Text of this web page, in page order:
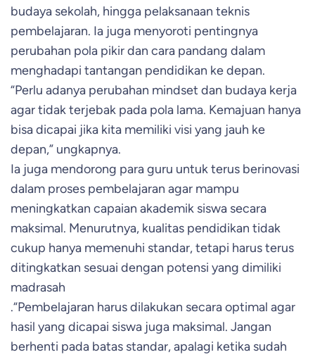
budaya sekolah, hingga pelaksanaan teknis
pembelajaran. Ia juga menyoroti pentingnya
perubahan pola pikir dan cara pandang dalam
menghadapi tantangan pendidikan ke depan.
“Perlu adanya perubahan mindset dan budaya kerja
agar tidak terjebak pada pola lama. Kemajuan hanya
bisa dicapai jika kita memiliki visi yang jauh ke
depan,” ungkapnya.
Ia juga mendorong para guru untuk terus berinovasi
dalam proses pembelajaran agar mampu
meningkatkan capaian akademik siswa secara
maksimal. Menurutnya, kualitas pendidikan tidak
cukup hanya memenuhi standar, tetapi harus terus
ditingkatkan sesuai dengan potensi yang dimiliki
madrasah
.“Pembelajaran harus dilakukan secara optimal agar
hasil yang dicapai siswa juga maksimal. Jangan
berhenti pada batas standar, apalagi ketika sudah